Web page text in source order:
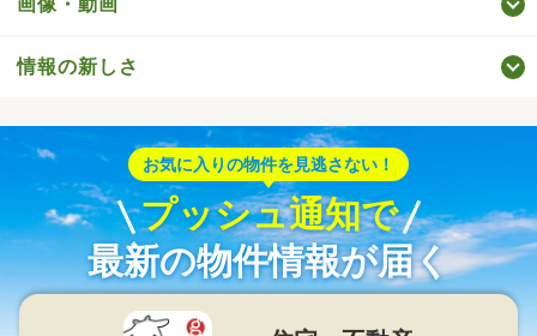
情報の新しさ
お気に入りの物件を見逃さない！
プッシュ通知で
最新の物件情報が届く